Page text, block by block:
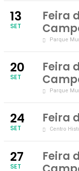
13
SET
Feira
Parque
20
SET
Feira
Parque
24
SET
Feira
Centro
27
SET
Feira